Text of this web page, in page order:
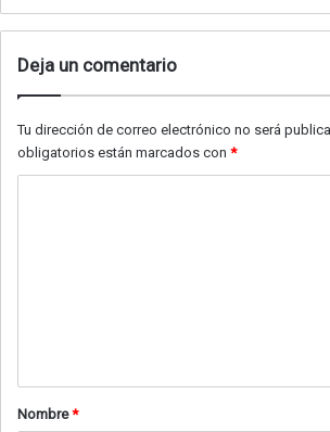
Deja un comentario
Tu dirección de correo electrónico no será
obligatorios están marcados con *
a
rNombre*